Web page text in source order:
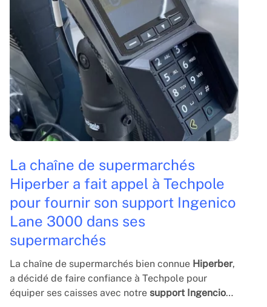
La chaîne de supermarchés
Hiperber a fait appel à Techpole
pour fournir son support Ingenico
Lane 3000 dans ses
supermarchés
La chaîne de supermarchés bien connue Hiperber,
a décidé de faire confiance à Techpole pour
équiper ses caisses avec notre support Ingencio